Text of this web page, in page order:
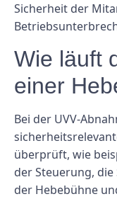
Sicherheit der
Wie läuft
einer
Bei der UVV-
überprüft, wie
der Steuerung,
der Hebebühne